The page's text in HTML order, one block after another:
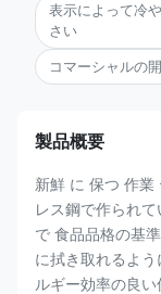
表示によって冷
さい
コマーシャルの
製品概要
新鮮 に 保つ 作業
レス鋼で作られ
で 食品品格の基
に拭き取れるよ
ルギー効率の良